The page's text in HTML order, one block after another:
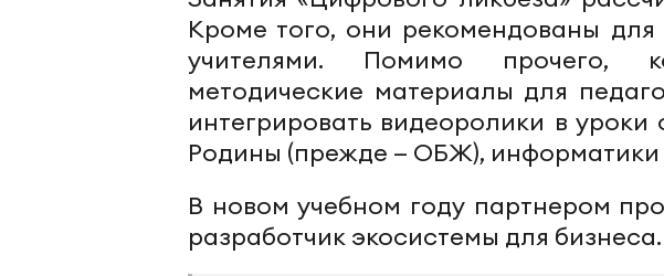
Кроме того, они рекомендованы
учителями. Помимо прочего,
методические материалы для
интегрировать видеоролики в
Родины (прежде — ОБЖ), информатики
В новом учебном году партнером
разработчик экосистемы для бизнеса.